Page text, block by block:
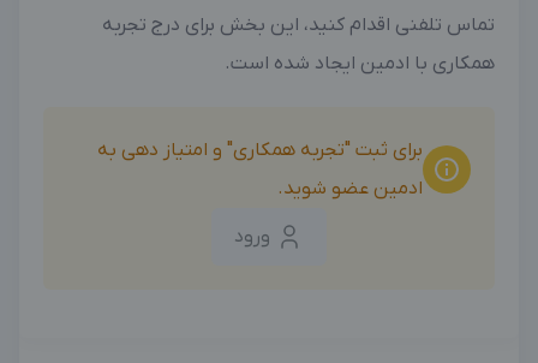
تماس تلفنی اقدام کنید، این بخش برای درج تجربه
همکاری با ادمین ایجاد شده است.
برای ثبت "تجربه همکاری" و امتیاز دهی به
ادمین عضو شوید.
ورود